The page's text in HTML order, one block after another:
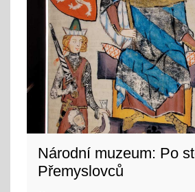
Národní muzeum: Po
Přemyslovců